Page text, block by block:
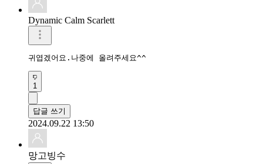
Dynamic Calm Scarlett
귀엽겠어요.나중에 올려주세요^^
1
답글 쓰기
2024.09.22 13:50
망고빙수